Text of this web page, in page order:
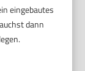
eingebautes
dann